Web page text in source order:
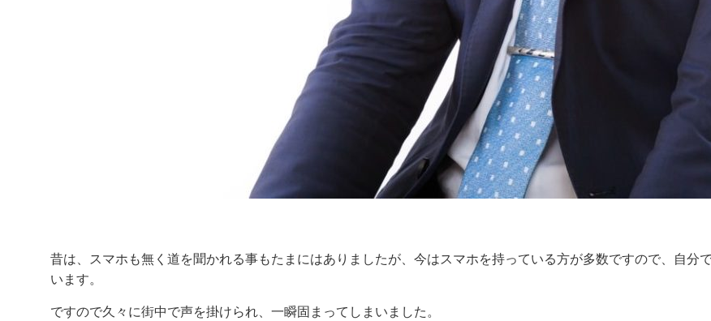
昔は、スマホも無く道を聞かれる事もたまにはありましたが、今はスマホを持っている方が多数ですので、自分
います。
ですので久々に街中で声を掛けられ、一瞬固まってしまいました。